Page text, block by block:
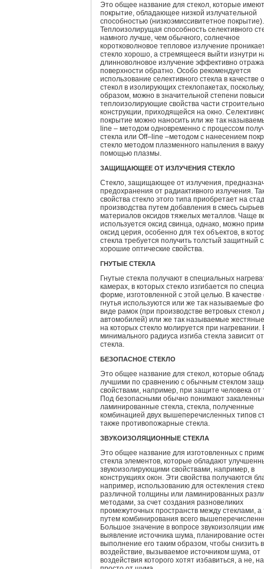
Это общее название для стекол, которые имеют
покрытие, обладающее низкой излучательной
способностью (низкоэмиссивитетное покрытие).
Теплоизолирущая способность селективного
намного лучше, чем обычного, солнечное
коротковолновое тепловое излучение
стекло хорошо, а стремящееся выйти изнутри
длинноволновое излучение эффективно
поверхности обратно. Особо рекомендуется
использование селективного стекла в качестве
стекол в изолирующих стеклопакетах,
образом, можно в значительной степени
теплоизолирующие свойства части
конструкции, приходящейся на окно.
покрытие можно наносить или же так
line – методом одновременно с процессом
стекла или Off–line –методом с нанесением
стекло методом плазменного напыления в
помощью плазмы.
ЗАЩИЩАЮЩЕЕ ОТ ИЗЛУЧЕНИЯ СТЕКЛО
Стекло, защищающее от излучения,
предохранения от радиактивного излучения.
свойства стекло этого типа приобретает на
производства путем добавления в смесь
материалов оксидов тяжелых металлов. Чаще
используется оксид свинца, однако, можно
оксид церия, особенно для тех объектов, в
стекла требуется получить толстый защитный
хорошие оптические свойства.
ГНУТЫЕ СТЕКЛА
Гнутые стекла получают в специальных
камерах, в которых стекло изгибается по
форме, изготовленной с этой целью. В
гнутья используются или же так называемые
виде рамок (при производстве ветровых стекол
автомобилей) или же так называемые
на которых стекло молируется при нагревании.
минимального радиуса изгиба стекла зависит
стекла.
БЕЗОПАСНОЕ СТЕКЛО
Это общее название для стекол, которые
лучшими по сравнению с обычным стеклом
свойствами, например, при защите человека от
Под безопасными обычно понимают
ламинированные стекла, стекла, полученные
комбинацией двух вышеперечисленных типов
также противопожарные стекла.
ЗВУКОИЗОЛЯЦИОННЫЕ СТЕКЛА
Это общее название для изготовленных с
стекла элементов, которые обладают
звукоизолирующими свойствами, например, в
конструкциях окон. Эти свойства получаются
например, использованию для остекления
различной толщины или ламинированных
методами, за счет создания разновеликих
промежуточных пространств между стеклами, а
путем комбинирования всего
Большое значение в вопросе звукоизоляции
выявление источника шума, планирование
выполнение его таким образом, чтобы снизить
воздействие, вызываемое источником шума, от
воздействия которого хотят избавиться, а не,